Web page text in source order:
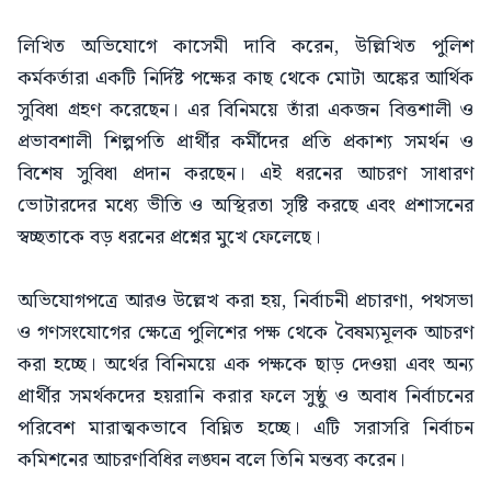
লিখিত অভিযোগে কাসেমী দাবি করেন, উল্লিখিত পুলিশ
কর্মকর্তারা একটি নির্দিষ্ট পক্ষের কাছ থেকে মোটা অঙ্কের আর্থিক
সুবিধা গ্রহণ করেছেন। এর বিনিময়ে তাঁরা একজন বিত্তশালী ও
প্রভাবশালী শিল্পপতি প্রার্থীর কর্মীদের প্রতি প্রকাশ্য সমর্থন ও
বিশেষ সুবিধা প্রদান করছেন। এই ধরনের আচরণ সাধারণ
ভোটারদের মধ্যে ভীতি ও অস্থিরতা সৃষ্টি করছে এবং প্রশাসনের
স্বচ্ছতাকে বড় ধরনের প্রশ্নের মুখে ফেলেছে।
অভিযোগপত্রে আরও উল্লেখ করা হয়, নির্বাচনী প্রচারণা, পথসভা
ও গণসংযোগের ক্ষেত্রে পুলিশের পক্ষ থেকে বৈষম্যমূলক আচরণ
করা হচ্ছে। অর্থের বিনিময়ে এক পক্ষকে ছাড় দেওয়া এবং অন্য
প্রার্থীর সমর্থকদের হয়রানি করার ফলে সুষ্ঠু ও অবাধ নির্বাচনের
পরিবেশ মারাত্মকভাবে বিঘ্নিত হচ্ছে। এটি সরাসরি নির্বাচন
কমিশনের আচরণবিধির লঙ্ঘন বলে তিনি মন্তব্য করেন।